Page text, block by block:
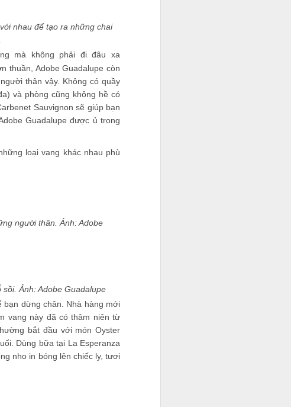
nhau để tạo ra những chai
mà không phải đi đâu xa
thuần, Adobe Guadalupe còn
thân vậy. Không có quầy
và phòng cũng không hề có
Sauvignon sẽ giúp bạn
Guadalupe được ủ trong
loại vang khác nhau phù
người thân. Ảnh: Adobe
Ảnh: Adobe Guadalupe
dừng chân. Nhà hàng mới
vang này đã có thâm niên từ
bắt đầu với món Oyster
Dùng bữa tại La Esperanza
nho in bóng lên chiếc ly, tươi
tiếng mỗi ngày,
nghĩ.